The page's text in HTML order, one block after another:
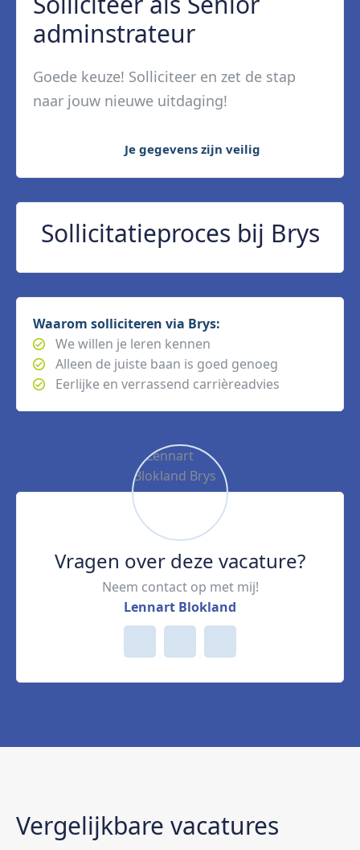
adminstrateur
Goede keuze! Solliciteer en zet de stap
naar jouw nieuwe uitdaging!
Je gegevens zijn veilig
Sollicitatieproces bij Brys
Waarom solliciteren via Brys:
We willen je leren kennen
Alleen de juiste baan is goed genoeg
Eerlijke en verrassend carrièreadvies
Vragen over deze vacature?
Neem contact op met mij!
Lennart Blokland
Vergelijkbare vacatures